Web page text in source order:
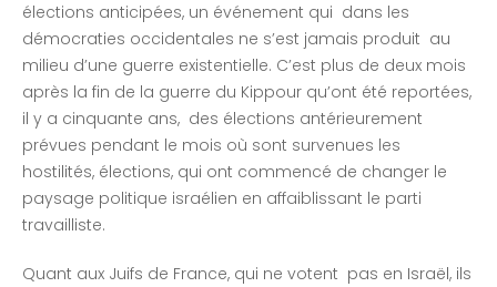
élections anticipées, un événement qui dans les
démocraties occidentales ne s’est jamais produit au
milieu d’une guerre existentielle. C’est plus de deux mois
après la fin de la guerre du Kippour qu’ont été reportées,
il y a cinquante ans, des élections antérieurement
prévues pendant le mois où sont survenues les
hostilités, élections, qui ont commencé de changer le
paysage politique israélien en affaiblissant le parti
travailliste.
Quant aux Juifs de France, qui ne votent pas en Israël, ils